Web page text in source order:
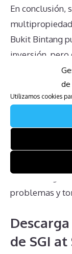
de
Utilizamos cookies
En conclusión,
multipropiedad
Bukit Bintang
inversión,
comunes y
obligatorias,
anteriores a
la
falta de
desafíos que
propietarios
asesoría legal
problemas y
de SGI